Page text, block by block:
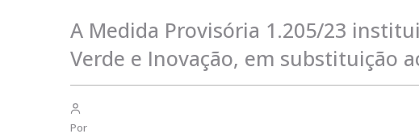
A Medida Provisória 1.205/23
Verde e Inovação, em substituição
Por